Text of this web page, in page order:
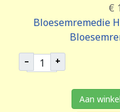
€
Bloesemremedie
– +
Aan